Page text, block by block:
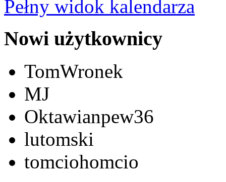
Pełny widok kalendarza
Nowi użytkownicy
TomWronek
MJ
Oktawianpew36
lutomski
tomciohomcio